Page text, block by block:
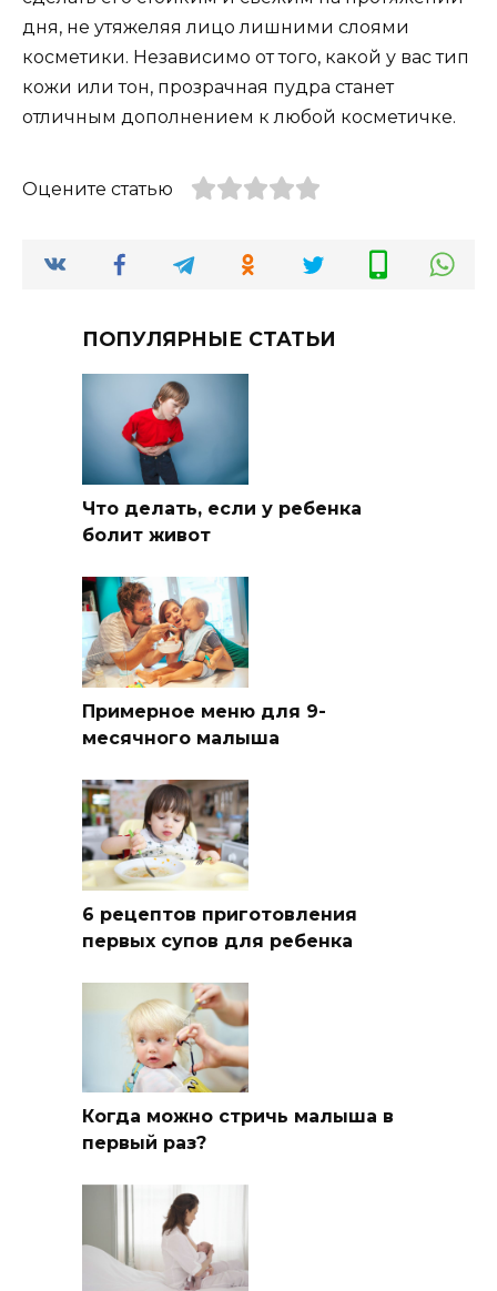
дня, не утяжеляя лицо лишними слоями
косметики. Независимо от того, какой у вас тип
кожи или тон, прозрачная пудра станет
отличным дополнением к любой косметичке.
Оцените статью
ПОПУЛЯРНЫЕ СТАТЬИ
Что делать, если у ребенка
болит живот
Примерное меню для 9-
месячного малыша
6 рецептов приготовления
первых супов для ребенка
Когда можно стричь малыша в
первый раз?